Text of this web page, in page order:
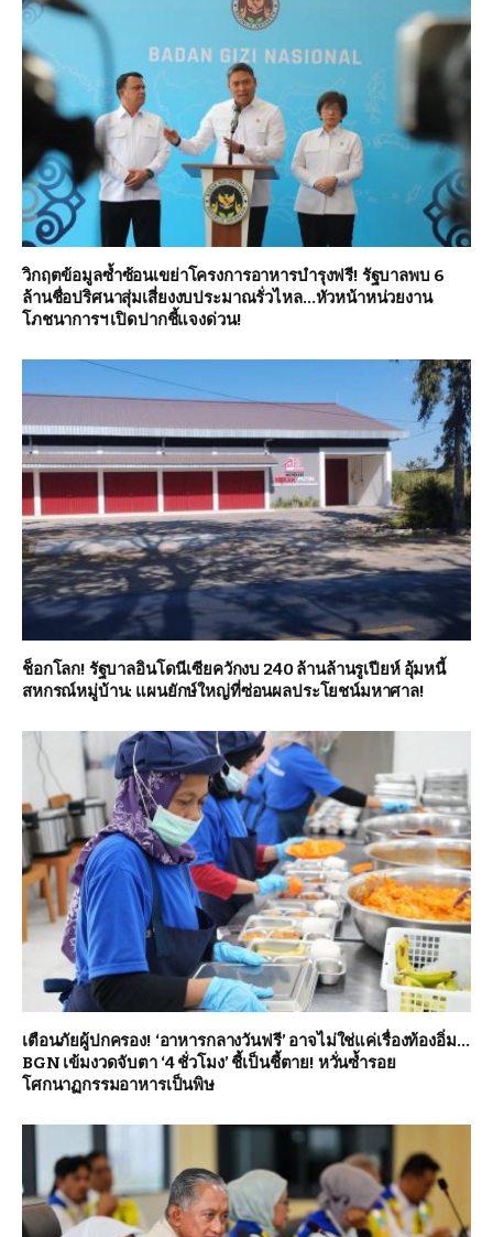
วิกฤตข้อมูลซ้ำซ้อนเขย่าโครงการอาหารบำรุงฟรี! รัฐบาลพบ 6
ล้านชื่อปริศนาสุ่มเสี่ยงงบประมาณรั่วไหล…หัวหน้าหน่วยงาน
โภชนาการฯ เปิดปากชี้แจงด่วน!
ช็อกโลก! รัฐบาลอินโดนีเซียควักงบ 240 ล้านล้านรูเปียห์ อุ้มหนี้
สหกรณ์หมู่บ้าน: แผนยักษ์ใหญ่ที่ซ่อนผลประโยชน์มหาศาล!
เตือนภัยผู้ปกครอง! ‘อาหารกลางวันฟรี’ อาจไม่ใช่แค่เรื่องท้องอิ่ม…
BGN เข้มงวดจับตา ‘4 ชั่วโมง’ ชี้เป็นชี้ตาย! หวั่นซ้ำรอย
โศกนาฏกรรมอาหารเป็นพิษ